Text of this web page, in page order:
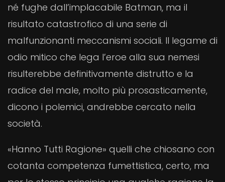
né fughe dall’implacabile Batman, ma il
risultato catastrofico di una serie di
malfunzionanti meccanismi sociali. Il legame di
odio mitico che lega l’eroe alla sua nemesi
risulterebbe definitivamente distrutto e la
radice del male, molto più prosasticamente,
dicono i polemici, andrebbe cercato nella
società.
«Hanno Tutti Ragione» quelli che chiosano con
cotanta competenza fumettistica, certo, ma